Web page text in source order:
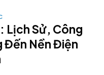
Lịch Sử, Công
Đến Nền Điện